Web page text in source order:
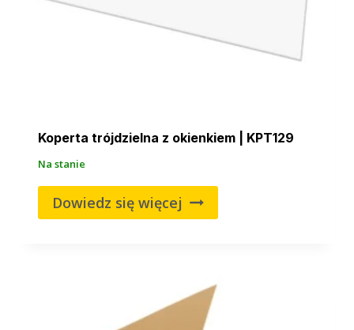
Koperta trójdzielna z okienkiem | KPT129
Na stanie
Dowiedz się więcej